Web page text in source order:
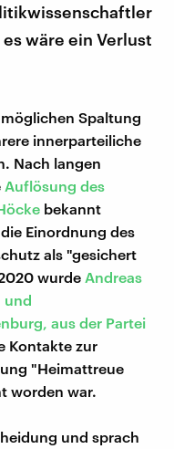
wäre ein Verlust
Spaltung
innerparteiliche
Nach langen
Auflösung des
bekannt
Einordnung des
als "gesichert
wurde Andreas
und
aus der Partei
Kontakte zur
"Heimattreue
worden war.
und sprach